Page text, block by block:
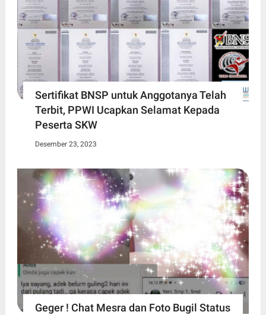
Sertifikat BNSP untuk Anggotanya Telah
Terbit, PPWI Ucapkan Selamat Kepada
Peserta SKW
Desember 23, 2023
Geger ! Chat Mesra dan Foto Bugil Status